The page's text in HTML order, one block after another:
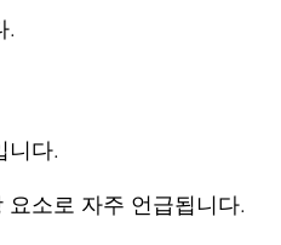
.
니다.
요소로 자주 언급됩니다.